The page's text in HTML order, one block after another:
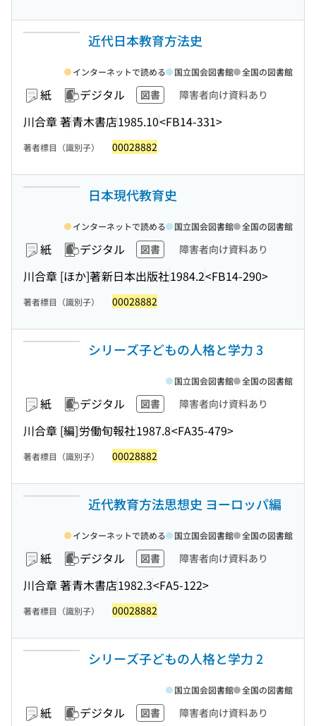
近代日本教育方法史
紙 デジタル 図書 障害者向け資料あり
川合章 著青木書店1985.10<FB14-331>
インターネットで読める 国立国会図書館 全国の図書館
著者標目（識別子） 00028882
日本現代教育史
紙 デジタル 図書 障害者向け資料あり
川合章 [ほか]著新日本出版社1984.2<FB14-290>
インターネットで読める 国立国会図書館 全国の図書館
著者標目（識別子） 00028882
シリーズ子どもの人格と学力 3
紙 デジタル 図書 障害者向け資料あり
川合章 [編]労働旬報社1987.8<FA35-479>
国立国会図書館 全国の図書館
著者標目（識別子） 00028882
近代教育方法思想史 ヨーロッパ編
紙 デジタル 図書 障害者向け資料あり
川合章 著青木書店1982.3<FA5-122>
インターネットで読める 国立国会図書館 全国の図書館
著者標目（識別子） 00028882
シリーズ子どもの人格と学力 2
紙 デジタル 図書 障害者向け資料あり
国立国会図書館 全国の図書館